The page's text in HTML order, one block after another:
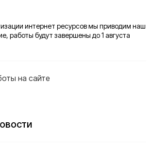
интернет ресурсов мы приводим наш
работы будут завершены до 1 августа
на сайте